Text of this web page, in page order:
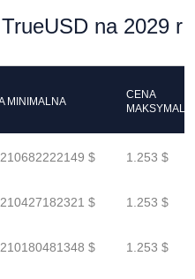
na 2029 r
MINIMALNA
CENA
$ 1.253 $
$ 1.253 $
$ 1.253 $